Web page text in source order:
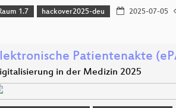
1.7 hackover2025-deu 2025-07-05
Patientenakte
in der Medizin 2025